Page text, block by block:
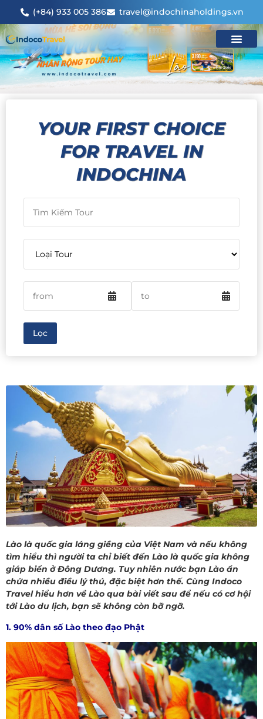
(+84) 933 005 386 travel@indochinaholdings.vn
YOUR FIRST CHOICE
FOR TRAVEL IN
INDOCHINA​
Lào là quốc gia láng giềng của Việt Nam và nếu không
tìm hiểu thì người ta chỉ biết đến Lào là quốc gia không
giáp biển ở Đông Dương. Tuy nhiên nước bạn Lào ẩn
chứa nhiều điều lý thú, đặc biệt hơn thế. Cùng Indoco
Travel hiểu hơn về Lào qua bài viết sau để nếu có cơ hội
tới Lào du lịch, bạn sẽ không còn bỡ ngỡ.
1. 90% dân số Lào theo đạo Phật